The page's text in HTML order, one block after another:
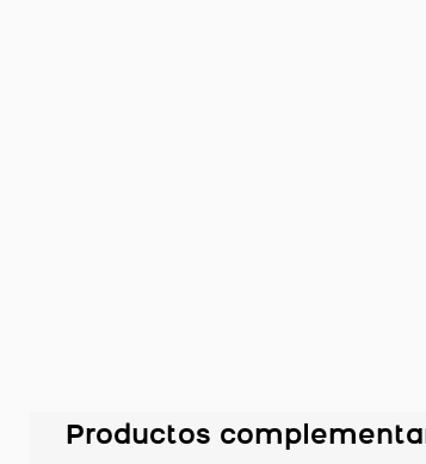
Productos